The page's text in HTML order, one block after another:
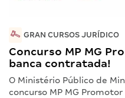
GRAN CURSOS JURÍDICO
Concurso MP MG
banca contratada!
O Ministério Público de
concurso MP MG